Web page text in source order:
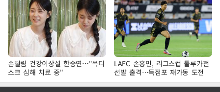
손떨림 건강이상설 한승연…"목디
스크 심해 치료 중"
LAFC 손흥민, 리그스컵 톨루카전
선발 출격…득점포 재가동 도전